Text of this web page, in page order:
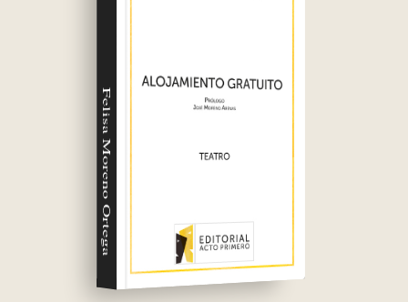
Felisa Moreno Ortega